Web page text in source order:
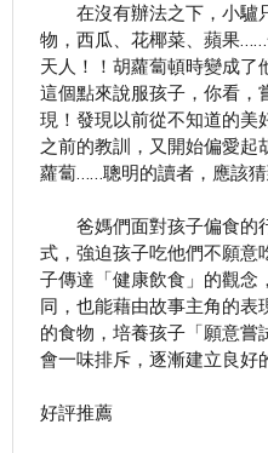
在沒有辦法之下，小驢
物，西瓜、花椰菜、蘋果
天人！！胡蘿蔔頓時變成了
這個點來說服孩子，你看，
現！發現以前從不知道的美
之前的教訓，又開始偏愛起
蘿蔔……聰明的讀者，應該
爸媽們面對孩子偏食的
式，強迫孩子吃他們不願意
子傳達「健康飲食」的觀念
同，也能藉由故事主角的表
的食物，培養孩子「願意嘗
會一味排斥，逐漸建立良好
好評推薦